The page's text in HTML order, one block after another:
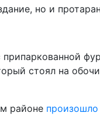
но и
припаркованной
стоял на
районе произошло